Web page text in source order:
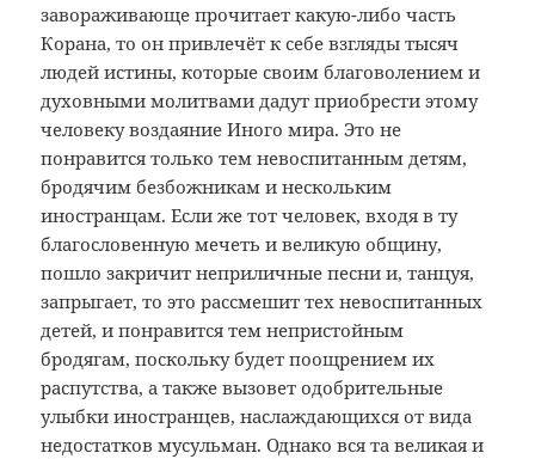
завораживающе прочитает какую-либо часть
Корана, то он привлечёт к себе взгляды тысяч
людей истины, которые своим благоволением и
духовными молитвами дадут приобрести этому
человеку воздаяние Иного мира. Это не
понравится только тем невоспитанным детям,
бродячим безбожникам и нескольким
иностранцам. Если же тот человек, входя в ту
благословенную мечеть и великую общину,
пошло закричит неприличные песни и, танцуя,
запрыгает, то это рассмешит тех невоспитанных
детей, и понравится тем непристойным
бродягам, поскольку будет поощрением их
распутства, а также вызовет одобрительные
улыбки иностранцев, наслаждающихся от вида
недостатков мусульман. Однако вся та великая и